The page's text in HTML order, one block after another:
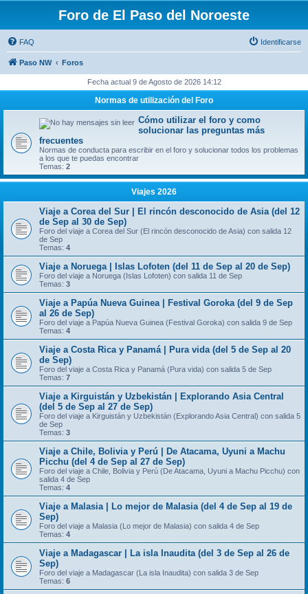
Foro de El Paso del Noroeste
FAQ Identificarse
Paso NW Foros
Fecha actual 9 de Agosto de 2026 14:12
Normas de utilización del Foro
Cómo utilizar el foro y como
solucionar las preguntas más
frecuentes
Normas de conducta para escribir en el foro y solucionar todos los problemas
a los que te puedas encontrar
Temas: 2
Viajes 2026
Viaje a Corea del Sur | El rincón desconocido de Asia (del 12
de Sep al 30 de Sep)
Foro del viaje a Corea del Sur (El rincón desconocido de Asia) con salida 12
de Sep
Temas: 4
Viaje a Noruega | Islas Lofoten (del 11 de Sep al 20 de Sep)
Foro del viaje a Noruega (Islas Lofoten) con salida 11 de Sep
Temas: 3
Viaje a Papúa Nueva Guinea | Festival Goroka (del 9 de Sep
al 26 de Sep)
Foro del viaje a Papúa Nueva Guinea (Festival Goroka) con salida 9 de Sep
Temas: 4
Viaje a Costa Rica y Panamá | Pura vida (del 5 de Sep al 20
de Sep)
Foro del viaje a Costa Rica y Panamá (Pura vida) con salida 5 de Sep
Temas: 7
Viaje a Kirguistán y Uzbekistán | Explorando Asia Central
(del 5 de Sep al 27 de Sep)
Foro del viaje a Kirguistán y Uzbekistán (Explorando Asia Central) con salida 5
de Sep
Temas: 3
Viaje a Chile, Bolivia y Perú | De Atacama, Uyuni a Machu
Picchu (del 4 de Sep al 27 de Sep)
Foro del viaje a Chile, Bolivia y Perú (De Atacama, Uyuni a Machu Picchu) con
salida 4 de Sep
Temas: 4
Viaje a Malasia | Lo mejor de Malasia (del 4 de Sep al 19 de
Sep)
Foro del viaje a Malasia (Lo mejor de Malasia) con salida 4 de Sep
Temas: 4
Viaje a Madagascar | La isla Inaudita (del 3 de Sep al 26 de
Sep)
Foro del viaje a Madagascar (La isla Inaudita) con salida 3 de Sep
Temas: 6